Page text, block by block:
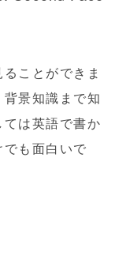
ことができま
景知識まで知
は英語で書か
も面白いで